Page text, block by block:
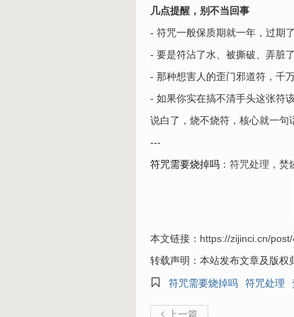
几点提醒，别不当回事
- 符咒一般保质期就一年，过期
- 要是符沾了水、被撕破、弄脏
- 那种想害人的歪门邪道符，千
- 如果你实在搞不清手头这张符
说白了，烧不烧符，核心就一句
---
符咒需要烧掉吗 ： 符咒处理 ， 焚
本文链接： https://zijinci.cn/
转载声明：本站发布文章及版权

符咒需要烧掉吗 符咒处理
 上一篇